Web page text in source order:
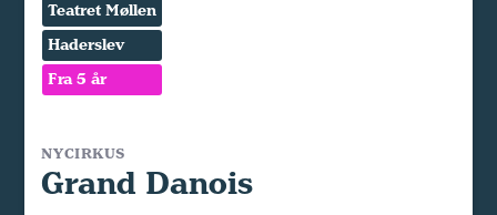
Teatret Møllen
Haderslev
Fra 5 år
NYCIRKUS
Grand Danois